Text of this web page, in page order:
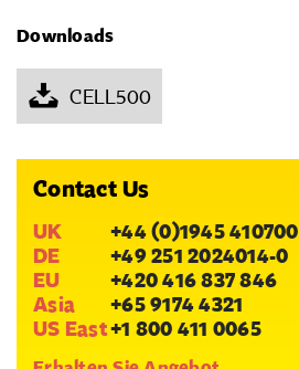
Downloads
CELL500
Contact Us
UK
+44 (0)1945 410700
DE
+49 251 2024014-0
EU
+420 416 837 846
Asia
+65 9174 4321
US East+1 800 411 0065